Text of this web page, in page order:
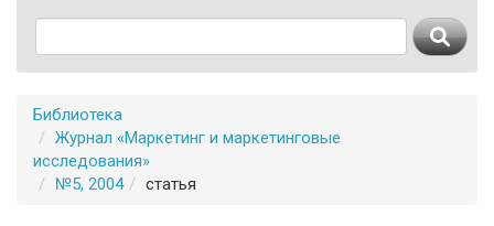
Библиотека
Журнал «Маркетинг и маркетинговые
исследования»
№5, 2004
статья